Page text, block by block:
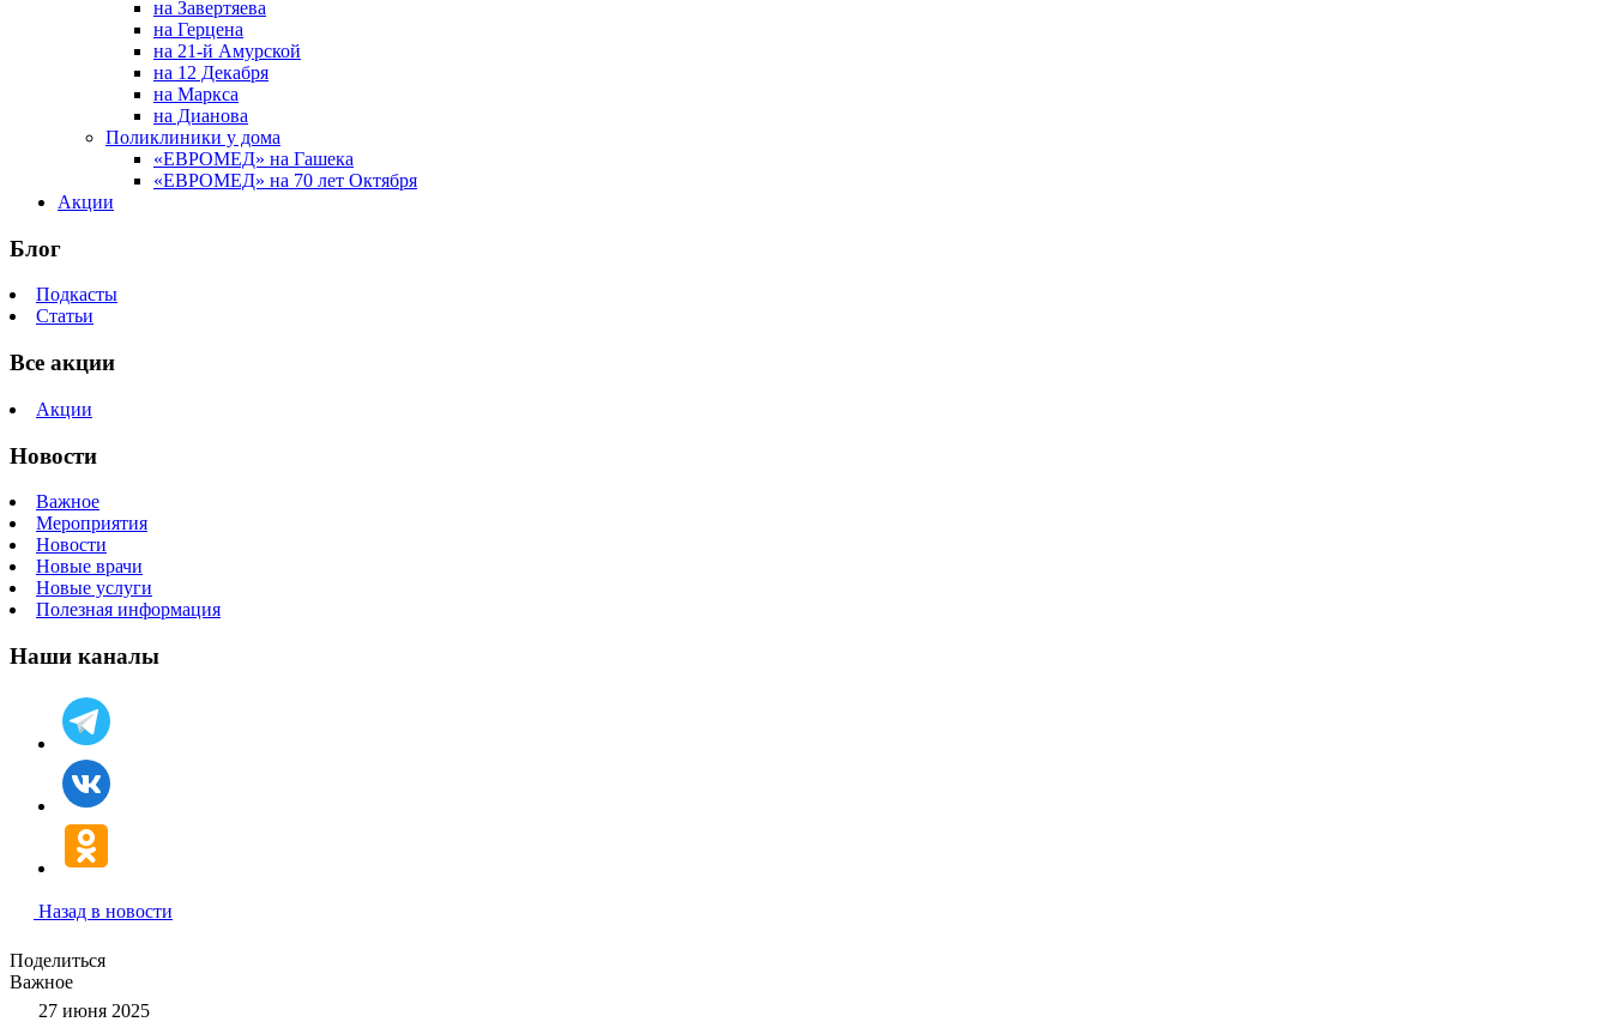
на Завертяева
на Герцена
на 21-й Амурской
на 12 Декабря
на Маркса
на Дианова
Поликлиники у дома
«ЕВРОМЕД» на Гашека
«ЕВРОМЕД» на 70 лет Октября
Акции
Блог
Подкасты
Статьи
Все акции
Акции
Новости
Важное
Мероприятия
Новости
Новые врачи
Новые услуги
Полезная информация
Наши каналы
Назад в новости
Поделиться
Важное
27 июня 2025